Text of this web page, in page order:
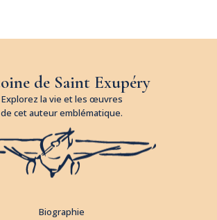
de Saint Exupéry
Explorez la vie et les œuvres
de cet auteur emblématique.
Biographie